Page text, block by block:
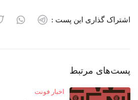
اشتراک گذاری این پست :
پست‌های مرتبط
اخبار فونت